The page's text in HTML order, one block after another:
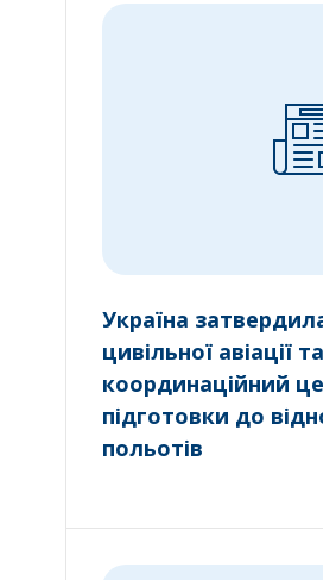
Україна
цивільної авіації
координаційний
підготовки до
польотів